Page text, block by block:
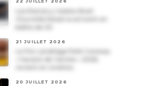
Les Romeo y Julieta Short
21 JUILLET 2026
Le Por Larrañaga Petit Coronas,
20 JUILLET 2026